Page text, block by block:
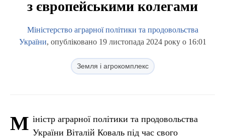
з європейськими колегами
Міністерство аграрної політики та продовольства
України, опубліковано 19 листопада 2024 року о 16:01
Земля і агрокомплекс
М іністр аграрної політики та продовольства
України Віталій Коваль під час свого